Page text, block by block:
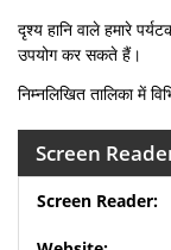
दृश्य हानि वाले हमारे
उपयोग कर सकते हैं।
निम्नलिखित तालिका में
Screen